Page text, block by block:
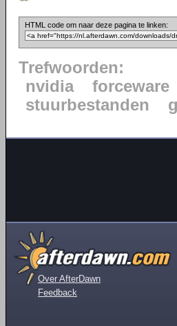
HTML code om naar deze pagina te linken:
Trefwoorden:
nvidia
forceware
stuurbestanden
Over AfterDawn
Feedback